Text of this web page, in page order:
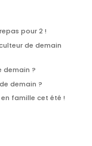
pour 2 !
de demain
demain ?
demain ?
famille cet été !